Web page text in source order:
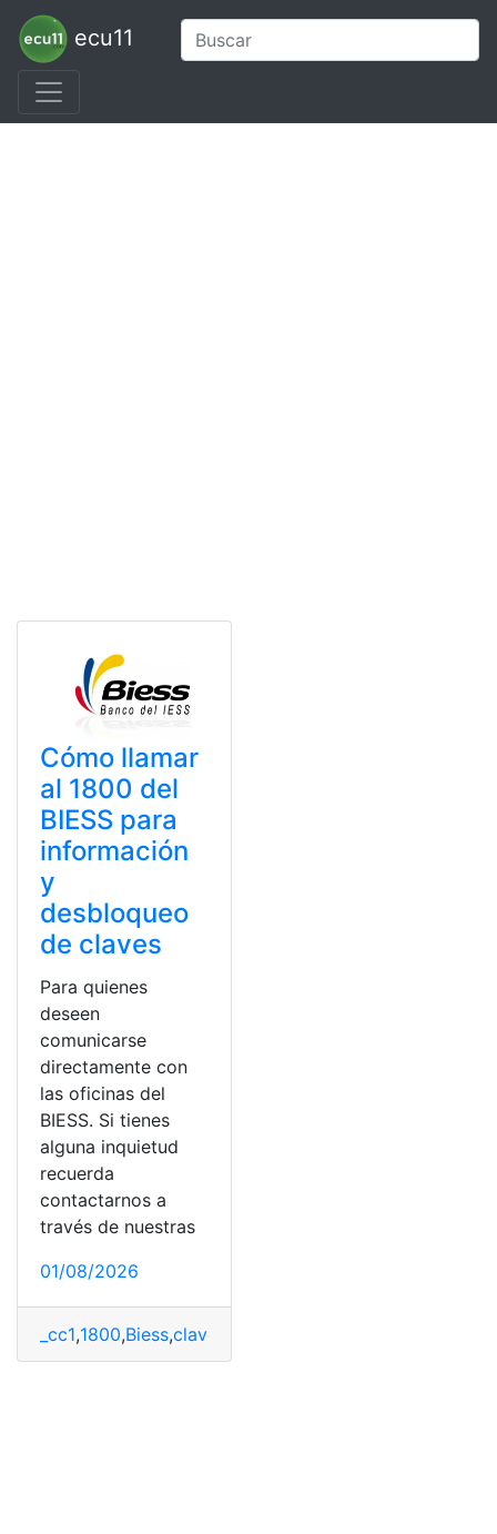
ecu11
Cómo llamar
al 1800 del
BIESS para
información
y
desbloqueo
de claves
Para quienes
deseen
comunicarse
directamente con
las oficinas del
BIESS. Si tienes
alguna inquietud
recuerda
contactarnos a
través de nuestras
01/08/2026
_cc1,1800,Biess,claves